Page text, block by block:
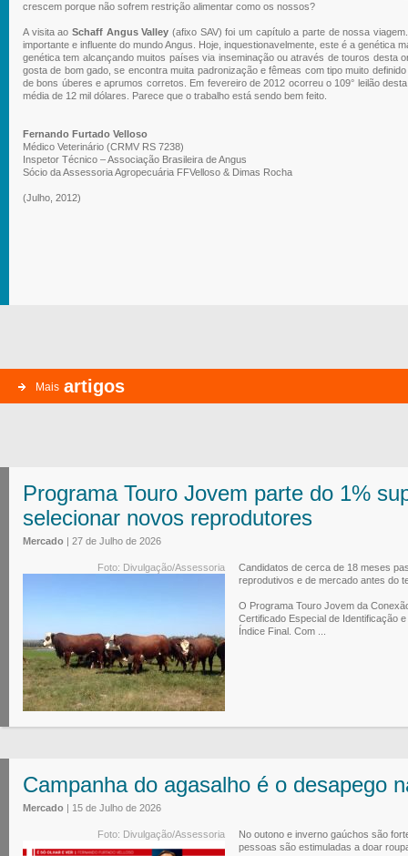
crescem porque não sofrem restrição alimentar como os nossos?
A visita ao Schaff Angus Valley (afixo SAV) foi um capítulo a parte de nossa
importante e influente do mundo Angus. Hoje, inquestionavelmente, este é a genética
genética tem alcançando muitos países via inseminação ou através de touros desta
gosta de bom gado, se encontra muita padronização e fêmeas com tipo muito
de bons úberes e aprumos corretos. Em fevereiro de 2012 ocorreu o 109° leilão
média de 12 mil dólares. Parece que o trabalho está sendo bem feito.
Fernando Furtado Velloso
Médico Veterinário (CRMV RS 7238)
Inspetor Técnico – Associação Brasileira de Angus
Sócio da Assessoria Agropecuária FFVelloso & Dimas Rocha
(Julho, 2012)
Mais artigos
Programa Touro Jovem parte do 1%
selecionar novos reprodutores
Mercado | 27 de Julho de 2026
Foto: Divulgação/Assessoria
Candidatos de cerca de 18 meses
reprodutivos e de mercado antes do
O Programa Touro Jovem da
Certificado Especial de Identificação
Índice Final. Com ...
Campanha do agasalho é o desapego
Mercado | 15 de Julho de 2026
Foto: Divulgação/Assessoria
No outono e inverno gaúchos são
pessoas são estimuladas a doar